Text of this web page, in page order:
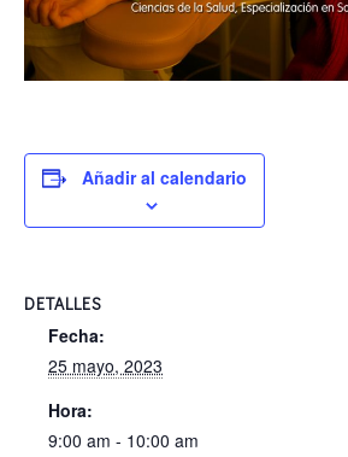
Añadir al calendario
DETALLES
Fecha:
25 mayo, 2023
Hora:
9:00 am - 10:00 am